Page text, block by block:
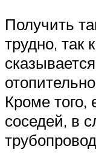
Получить
трудно, так
Кроме того,
соседей, в